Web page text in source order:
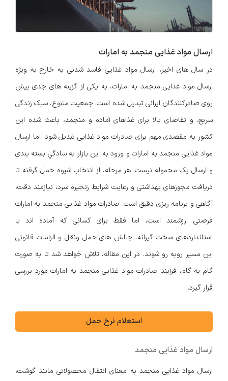
ارسال مواد غذایی منجمد به امارات
در سال های اخیر، ارسال مواد غذایی فاسد شدنی به خارج به ویژه
ارسال مواد غذایی منجمد به امارات، به یکی از گزینه های جدی پیش
روی صادرکنندگان ایرانی تبدیل شده است. جمعیت متنوع، سبک زندگی
سریع، و تقاضای بالا برای غذاهای آماده و منجمد، باعث شده این
کشور به مقصدی مهم برای صادرات مواد غذایی تبدیل شود. اما ارسال
مواد غذایی منجمد به امارات و ورود به این بازار به سادگیِ بسته بندی
و ارسال یک محموله نیست. هر مرحله، از انتخاب شیوه حمل گرفته تا
دریافت مجوزهای بهداشتی و رعایت شرایط زنجیره سرد، نیازمند دقت،
آگاهی و برنامه ریزی دقیق است. صادرات مواد غذایی منجمد به امارات
فرصتی ارزشمند است، اما فقط برای کسانی که آماده اند با
استانداردهای سخت گیرانه، چالش های حمل ونقل و الزامات قانونی
این مسیر روبه رو شوند. در این مقاله، تلاش خواهد شد تا به صورت
گام به گام، فرآیند صادرات مواد غذایی منجمد به امارات مورد بررسی
قرار گیرد.
استعلام نرخ حمل
ارسال مواد غذایی منجمد
ارسال مواد غذایی منجمد به معنای انتقال محصولاتی مانند گوشت،